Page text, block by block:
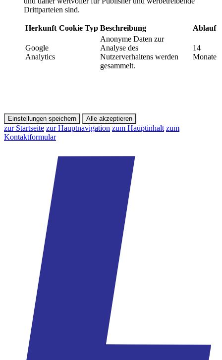
Drittparteien sind.
Herkunft Cookie Typ Beschreibung Ablauf
Google
Analytics
Anonyme Daten zur
Analyse des
Nutzerverhaltens werden
gesammelt.
14
Monate
Einstellungen speichern Alle akzeptieren
zur Startseite zur Hauptnavigation zum Hauptinhalt zum
Kontaktformular